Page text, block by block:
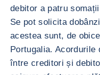
debitor a patru
Se pot solicita
acestea sunt, de
Portugalia.
între creditori și